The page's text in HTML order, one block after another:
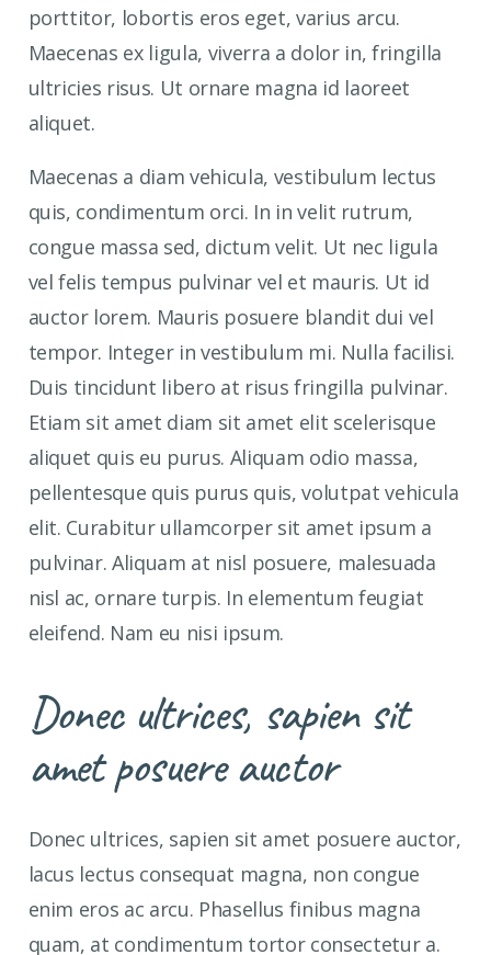
porttitor, lobortis eros eget, varius arcu.
Maecenas ex ligula, viverra a dolor in, fringilla
ultricies risus. Ut ornare magna id laoreet
aliquet.
Maecenas a diam vehicula, vestibulum lectus
quis, condimentum orci. In in velit rutrum,
congue massa sed, dictum velit. Ut nec ligula
vel felis tempus pulvinar vel et mauris. Ut id
auctor lorem. Mauris posuere blandit dui vel
tempor. Integer in vestibulum mi. Nulla facilisi.
Duis tincidunt libero at risus fringilla pulvinar.
Etiam sit amet diam sit amet elit scelerisque
aliquet quis eu purus. Aliquam odio massa,
pellentesque quis purus quis, volutpat vehicula
elit. Curabitur ullamcorper sit amet ipsum a
pulvinar. Aliquam at nisl posuere, malesuada
nisl ac, ornare turpis. In elementum feugiat
eleifend. Nam eu nisi ipsum.
Donec ultrices, sapien sit
amet posuere auctor
Donec ultrices, sapien sit amet posuere auctor,
lacus lectus consequat magna, non congue
enim eros ac arcu. Phasellus finibus magna
quam, at condimentum tortor consectetur a.